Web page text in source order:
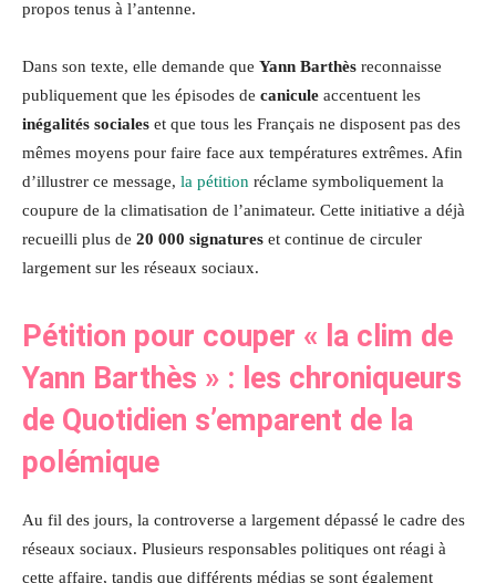
propos tenus à l’antenne.
Dans son texte, elle demande que Yann Barthès reconnaisse
publiquement que les épisodes de canicule accentuent les
inégalités sociales et que tous les Français ne disposent pas des
mêmes moyens pour faire face aux températures extrêmes. Afin
d’illustrer ce message, la pétition réclame symboliquement la
coupure de la climatisation de l’animateur. Cette initiative a déjà
recueilli plus de 20 000 signatures et continue de circuler
largement sur les réseaux sociaux.
Pétition pour couper « la clim de
Yann Barthès » : les chroniqueurs
de Quotidien s’emparent de la
polémique
Au fil des jours, la controverse a largement dépassé le cadre des
réseaux sociaux. Plusieurs responsables politiques ont réagi à
cette affaire, tandis que différents médias se sont également